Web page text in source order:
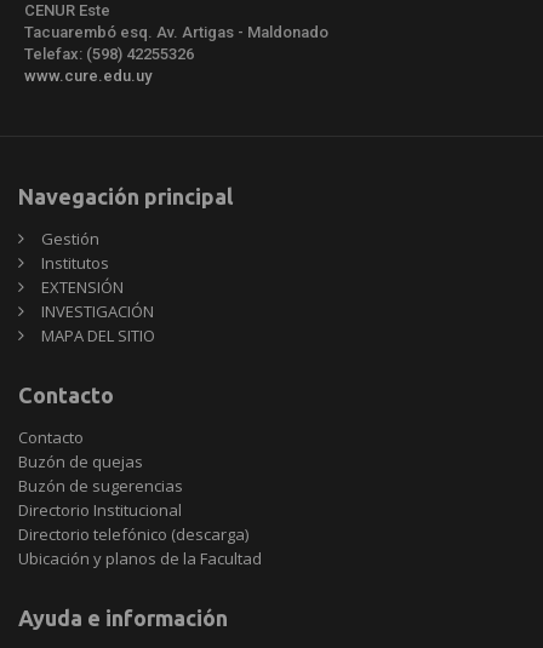
CENUR Este
Tacuarembó esq. Av. Artigas - Maldonado
Telefax: (598) 42255326
www.cure.edu.uy
Navegación principal
Gestión
Institutos
EXTENSIÓN
INVESTIGACIÓN
MAPA DEL SITIO
Contacto
Contacto
Buzón de quejas
Buzón de sugerencias
Directorio Institucional
Directorio telefónico (descarga)
Ubicación y planos de la Facultad
Ayuda e información